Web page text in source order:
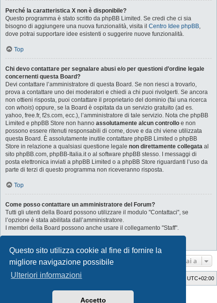
Questo sito utilizza cookie al fine di fornire la
migliore navigazione possibile
Ulteriori informazioni
Accetto
Perché la caratteristica X non è disponibile?
Questo programma è stato scritto da phpBB Limited. Se credi che ci sia
bisogno di aggiungere una nuova funzionalità, visita il Centro Idee phpBB,
dove potrai supportare idee esistenti o suggerire nuove funzionalità.
Top
Chi devo contattare per segnalare abusi e/o per questioni d’ordine legale
concernenti questa Board?
Devi contattare l’amministratore di questa Board. Se non riesci a trovarlo,
prova a contattare uno dei moderatori e chiedi a chi puoi rivolgerti. Se ancora
non ottieni risposta, puoi contattare il proprietario del dominio (fai una ricerca
con whois) oppure, se la Board è ospitata da un servizio gratuito (ad es.
yahoo, free.fr, f2s.com, ecc.), l’amministratore di tale servizio. Nota che phpBB
Limited e phpBB Store non hanno assolutamente alcun controllo e non
possono essere ritenuti responsabili di come, dove e da chi viene utilizzata
questa Board. È assolutamente inutile contattare phpBB Limited o phpBB
Store in relazione a qualsiasi questione legale non direttamente collegata al
sito phpBB.com, phpBB-Italia.it o al software phpBB stesso. I messaggi di
posta elettronica inviati a phpBB Limited o a phpBB Store riguardanti l’uso da
parte di terzi di questo programma non riceveranno risposta.
Top
Come posso contattare un amministratore del Forum?
Tutti gli utenti della Board possono utilizzare il modulo "Contattaci", se
l’opzione è stata abilitata dall’amministratore.
I membri della Board possono anche usare il collegamento "Staff".
Vai a
SaabWay Club Indice UTC+02:00
GTA game
phpBB® Forum Software © phpBB Limited